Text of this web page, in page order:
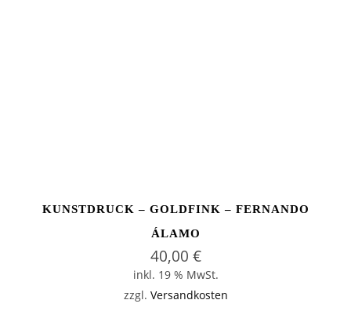
KUNSTDRUCK – GOLDFINK – FERNANDO
ÁLAMO
40,00 €
inkl. 19 % MwSt.
zzgl. Versandkosten